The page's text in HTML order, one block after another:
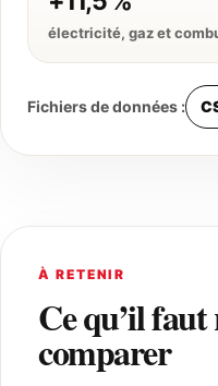
électricité, gaz et
Fichiers de données :
À RETENIR
Ce qu’il
comparer